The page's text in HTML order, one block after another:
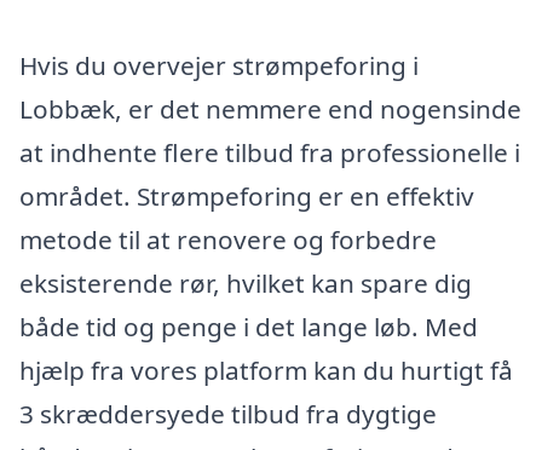
Hvis du overvejer strømpeforing i
Lobbæk, er det nemmere end nogensinde
at indhente flere tilbud fra professionelle i
området. Strømpeforing er en effektiv
metode til at renovere og forbedre
eksisterende rør, hvilket kan spare dig
både tid og penge i det lange løb. Med
hjælp fra vores platform kan du hurtigt få
3 skræddersyede tilbud fra dygtige